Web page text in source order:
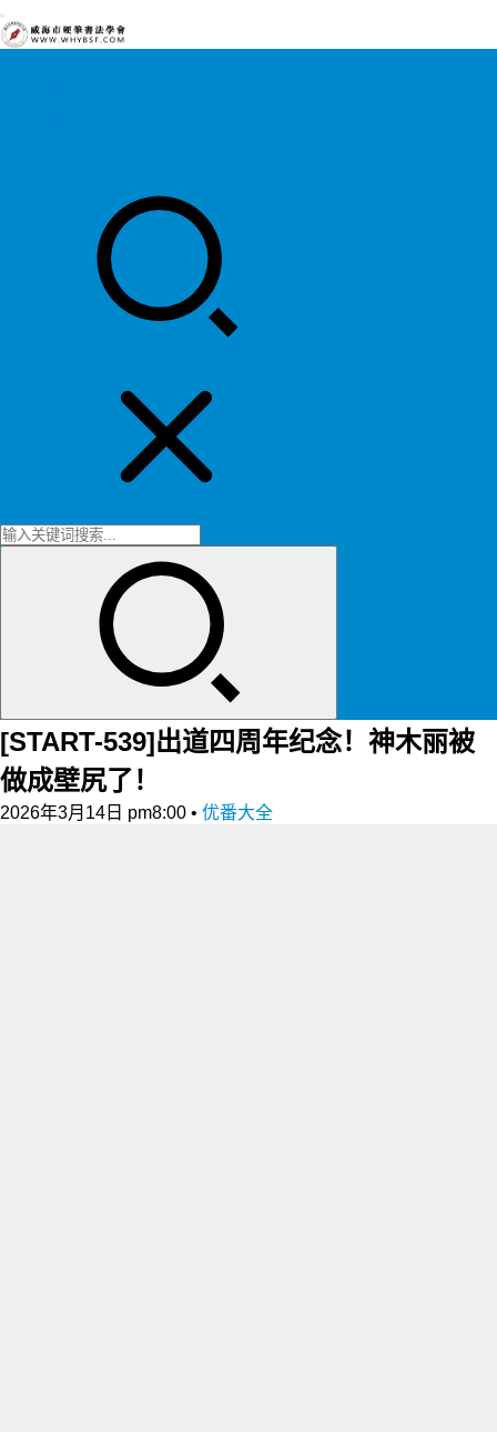
[START-539]出道四周年纪念！神木丽被
做成壁尻了！
2026年3月14日 pm8:00 • 优番大全